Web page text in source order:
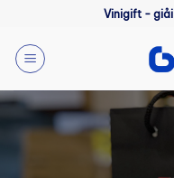
nội
dung
Vinigift -